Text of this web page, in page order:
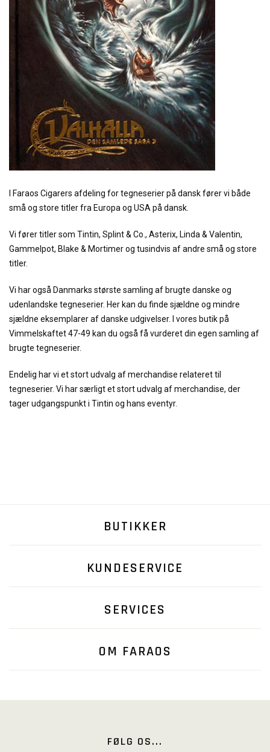
I Faraos Cigarers afdeling for tegneserier på dansk fører vi både
små og store titler fra Europa og USA på dansk.
Vi fører titler som Tintin, Splint & Co., Asterix, Linda & Valentin,
Gammelpot, Blake & Mortimer og tusindvis af andre små og store
titler.
Vi har også Danmarks største samling af brugte danske og
udenlandske tegneserier. Her kan du finde sjældne og mindre
sjældne eksemplarer af danske udgivelser. I vores butik på
Vimmelskaftet 47-49 kan du også få vurderet din egen samling af
brugte tegneserier.
Endelig har vi et stort udvalg af merchandise relateret til
tegneserier. Vi har særligt et stort udvalg af merchandise, der
tager udgangspunkt i Tintin og hans eventyr.
BUTIKKER
KUNDESERVICE
SERVICES
OM FARAOS
FØLG OS...